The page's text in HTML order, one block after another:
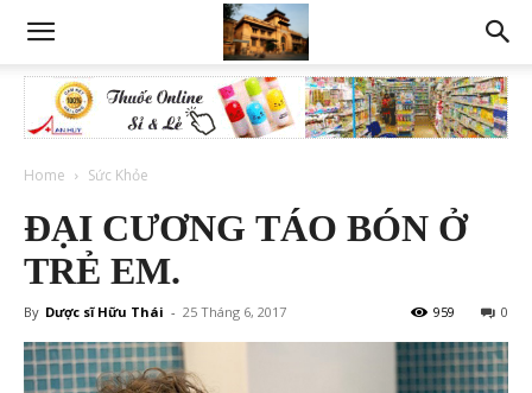
Home Sức Khỏe
ĐẠI CƯƠNG TÁO BÓN Ở
TRẺ EM.
By Dược sĩ Hữu Thái - 25 Tháng 6, 2017 0
959